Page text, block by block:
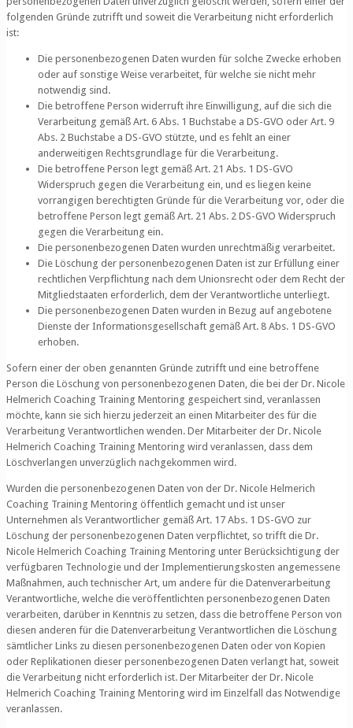
folgenden Gründe zutrifft und soweit die Verarbeitung nicht erforderlich
ist:
Die personenbezogenen Daten wurden für solche Zwecke erhoben
oder auf sonstige Weise verarbeitet, für welche sie nicht mehr
notwendig sind.
Die betroffene Person widerruft ihre Einwilligung, auf die sich die
Verarbeitung gemäß Art. 6 Abs. 1 Buchstabe a DS-GVO oder Art. 9
Abs. 2 Buchstabe a DS-GVO stützte, und es fehlt an einer
anderweitigen Rechtsgrundlage für die Verarbeitung.
Die betroffene Person legt gemäß Art. 21 Abs. 1 DS-GVO
Widerspruch gegen die Verarbeitung ein, und es liegen keine
vorrangigen berechtigten Gründe für die Verarbeitung vor, oder die
betroffene Person legt gemäß Art. 21 Abs. 2 DS-GVO Widerspruch
gegen die Verarbeitung ein.
Die personenbezogenen Daten wurden unrechtmäßig verarbeitet.
Die Löschung der personenbezogenen Daten ist zur Erfüllung einer
rechtlichen Verpflichtung nach dem Unionsrecht oder dem Recht der
Mitgliedstaaten erforderlich, dem der Verantwortliche unterliegt.
Die personenbezogenen Daten wurden in Bezug auf angebotene
Dienste der Informationsgesellschaft gemäß Art. 8 Abs. 1 DS-GVO
erhoben.
Sofern einer der oben genannten Gründe zutrifft und eine betroffene
Person die Löschung von personenbezogenen Daten, die bei der Dr. Nicole
Helmerich Coaching Training Mentoring gespeichert sind, veranlassen
möchte, kann sie sich hierzu jederzeit an einen Mitarbeiter des für die
Verarbeitung Verantwortlichen wenden. Der Mitarbeiter der Dr. Nicole
Helmerich Coaching Training Mentoring wird veranlassen, dass dem
Löschverlangen unverzüglich nachgekommen wird.
Wurden die personenbezogenen Daten von der Dr. Nicole Helmerich
Coaching Training Mentoring öffentlich gemacht und ist unser
Unternehmen als Verantwortlicher gemäß Art. 17 Abs. 1 DS-GVO zur
Löschung der personenbezogenen Daten verpflichtet, so trifft die Dr.
Nicole Helmerich Coaching Training Mentoring unter Berücksichtigung der
verfügbaren Technologie und der Implementierungskosten angemessene
Maßnahmen, auch technischer Art, um andere für die Datenverarbeitung
Verantwortliche, welche die veröffentlichten personenbezogenen Daten
verarbeiten, darüber in Kenntnis zu setzen, dass die betroffene Person von
diesen anderen für die Datenverarbeitung Verantwortlichen die Löschung
sämtlicher Links zu diesen personenbezogenen Daten oder von Kopien
oder Replikationen dieser personenbezogenen Daten verlangt hat, soweit
die Verarbeitung nicht erforderlich ist. Der Mitarbeiter der Dr. Nicole
Helmerich Coaching Training Mentoring wird im Einzelfall das Notwendige
veranlassen.